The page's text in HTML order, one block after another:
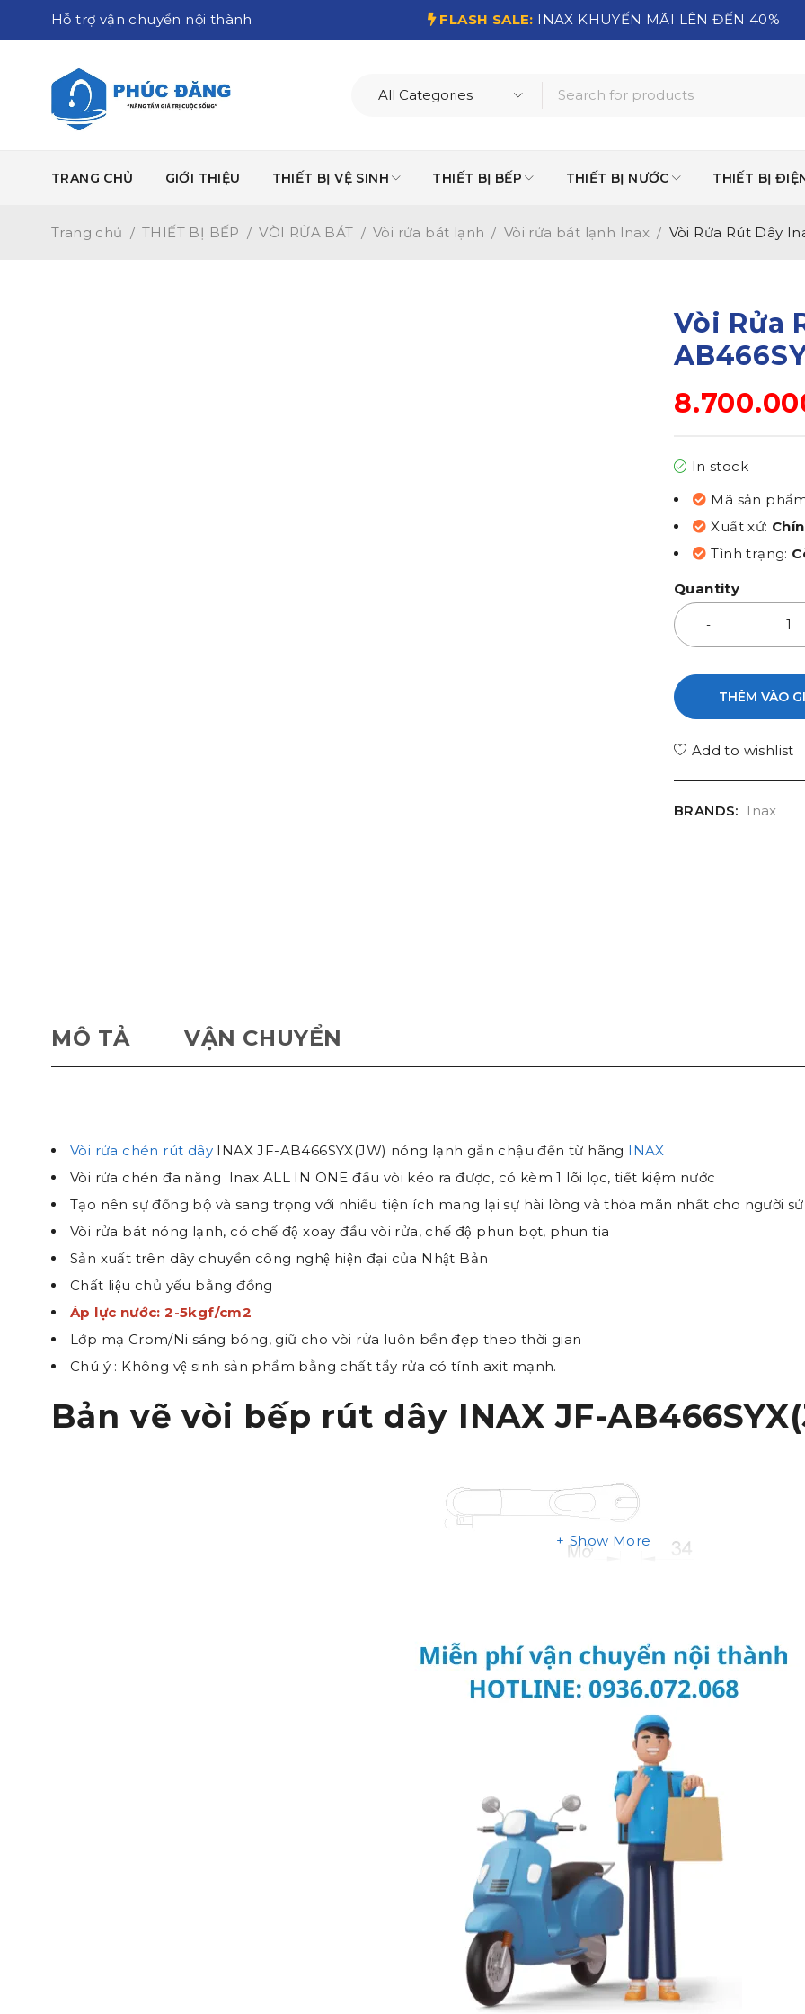
Hỗ trợ vận chuyển nội thành FLASH SALE: INAX KHUYẾN MÃI LÊN ĐẾN 40%
TRANG CHỦ GIỚI THIỆU THIẾT BỊ VỆ SINH THIẾT BỊ BẾP THIẾT BỊ NƯỚC THIẾT BỊ
Trang chủ / THIẾT BỊ BẾP / VÒI RỬA BÁT / Vòi rửa bát lạnh / Vòi rửa bát lạnh Inax / Vòi Rửa Rút Dây
Vòi Rửa
In stock
Mã sản
Xuất xứ:
Tình trạng:
Quantity
THÊM VÀO
Add to wishlist
BRANDS: Inax
MÔ TẢ VẬN CHUYỂN
Vòi rửa chén rút dây INAX JF-AB466SYX(JW) nóng lạnh gắn chậu đến từ hãng INAX
Vòi rửa chén đa năng Inax ALL IN ONE đầu vòi kéo ra được, có kèm 1 lõi lọc, tiết kiệm nước
Tạo nên sự đồng bộ và sang trọng với nhiều tiện ích mang lại sự hài lòng và thỏa mãn nhất cho người
Vòi rửa bát nóng lạnh, có chế độ xoay đầu vòi rửa, chế độ phun bọt, phun tia
Sản xuất trên dây chuyền công nghệ hiện đại của Nhật Bản
Chất liệu chủ yếu bằng đồng
Áp lực nước: 2-5kgf/cm2
Lớp mạ Crom/Ni sáng bóng, giữ cho vòi rửa luôn bền đẹp theo thời gian
Chú ý : Không vệ sinh sản phẩm bằng chất tẩy rửa có tính axit mạnh.
Bản vẽ vòi bếp rút dây INAX JF-
Show More